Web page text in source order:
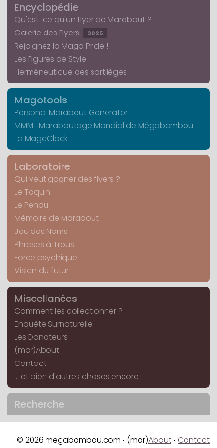
Encyclopédie
Qu'est-ce qu'un flyer de Marabout ?
Galerie des Flyers
3025
Rejoignez la Mago Pride !
Les Figures de Style
Herméneutique des sortilèges
Magotools
Personal Marabout Generator
MMM : Maraboutage Mondial de Mégabambou
La MagoClock
Laboratoire
Qui veut gagner des flyers ?
Le Taquin
Le Pendu
Mémoire de Marabout
Jeu des Noms
Phrases à Trous
Force psychique
Vision du futur
Miscellanées
Comment les collectionner ?
Enquête Surnaturelle
Les Donateurs
(mar)About
Contact
... et bien d'autres choses encore
Recherche
© 2026 megabambou.com • (mar)About • Contact